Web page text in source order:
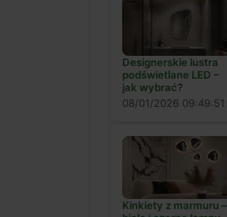
Designerskie lustra
podświetlane LED –
jak wybrać?
08/01/2026 09:49:51
Kinkiety z marmuru –